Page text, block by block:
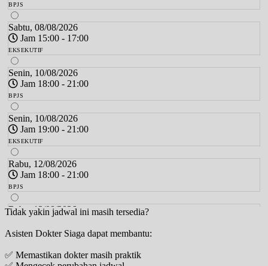
BPJS
Sabtu, 08/08/2026
Jam 15:00 - 17:00
EKSEKUTIF
Senin, 10/08/2026
Jam 18:00 - 21:00
BPJS
Senin, 10/08/2026
Jam 19:00 - 21:00
EKSEKUTIF
Rabu, 12/08/2026
Jam 18:00 - 21:00
BPJS
Rabu, 12/08/2026
Jam 19:00 - 21:00
EKSEKUTIF
Kamis, 13/08/2026
Tidak yakin jadwal ini masih tersedia?
Asisten Dokter Siaga dapat membantu:
✅ Memastikan dokter masih praktik